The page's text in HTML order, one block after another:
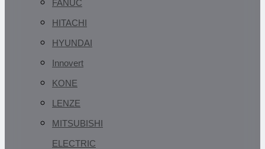
FANUC
HITACHI
HYUNDAI
Innovert
KONE
LENZE
MITSUBISHI
ELECTRIC